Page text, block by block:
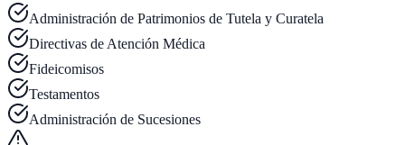
Administración de Patrimonios de Tutela y Curatela
Directivas de Atención Médica
Fideicomisos
Testamentos
Administración de Sucesiones